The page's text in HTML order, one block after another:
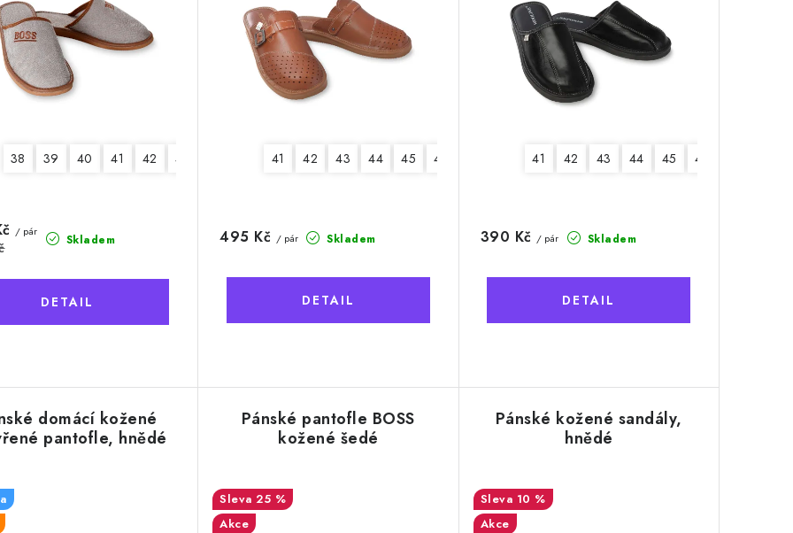
48 49 50
38 39 40 41 42 43
Skladem
/ pár
41 42 43 44 45 46
Skladem
495 Kč / pár
41 42 43 44 45 46
Skladem
390 Kč / pár
domácí kožené
pantofle, hnědé
Pánské pantofle BOSS
kožené šedé
25 %
Akce
Pánské kožené sandály,
hnědé
10 %
Akce